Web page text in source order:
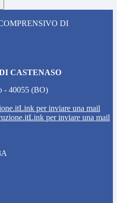
DI
CASTENASO
- 40055 (BO)
Link per inviare una mail
Link per inviare una mail